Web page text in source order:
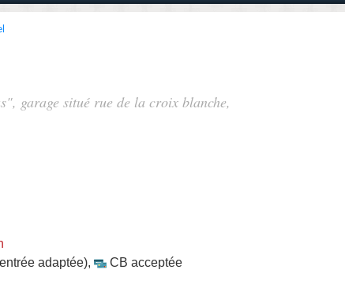
garage situé rue de la croix blanche,
adaptée),
CB acceptée